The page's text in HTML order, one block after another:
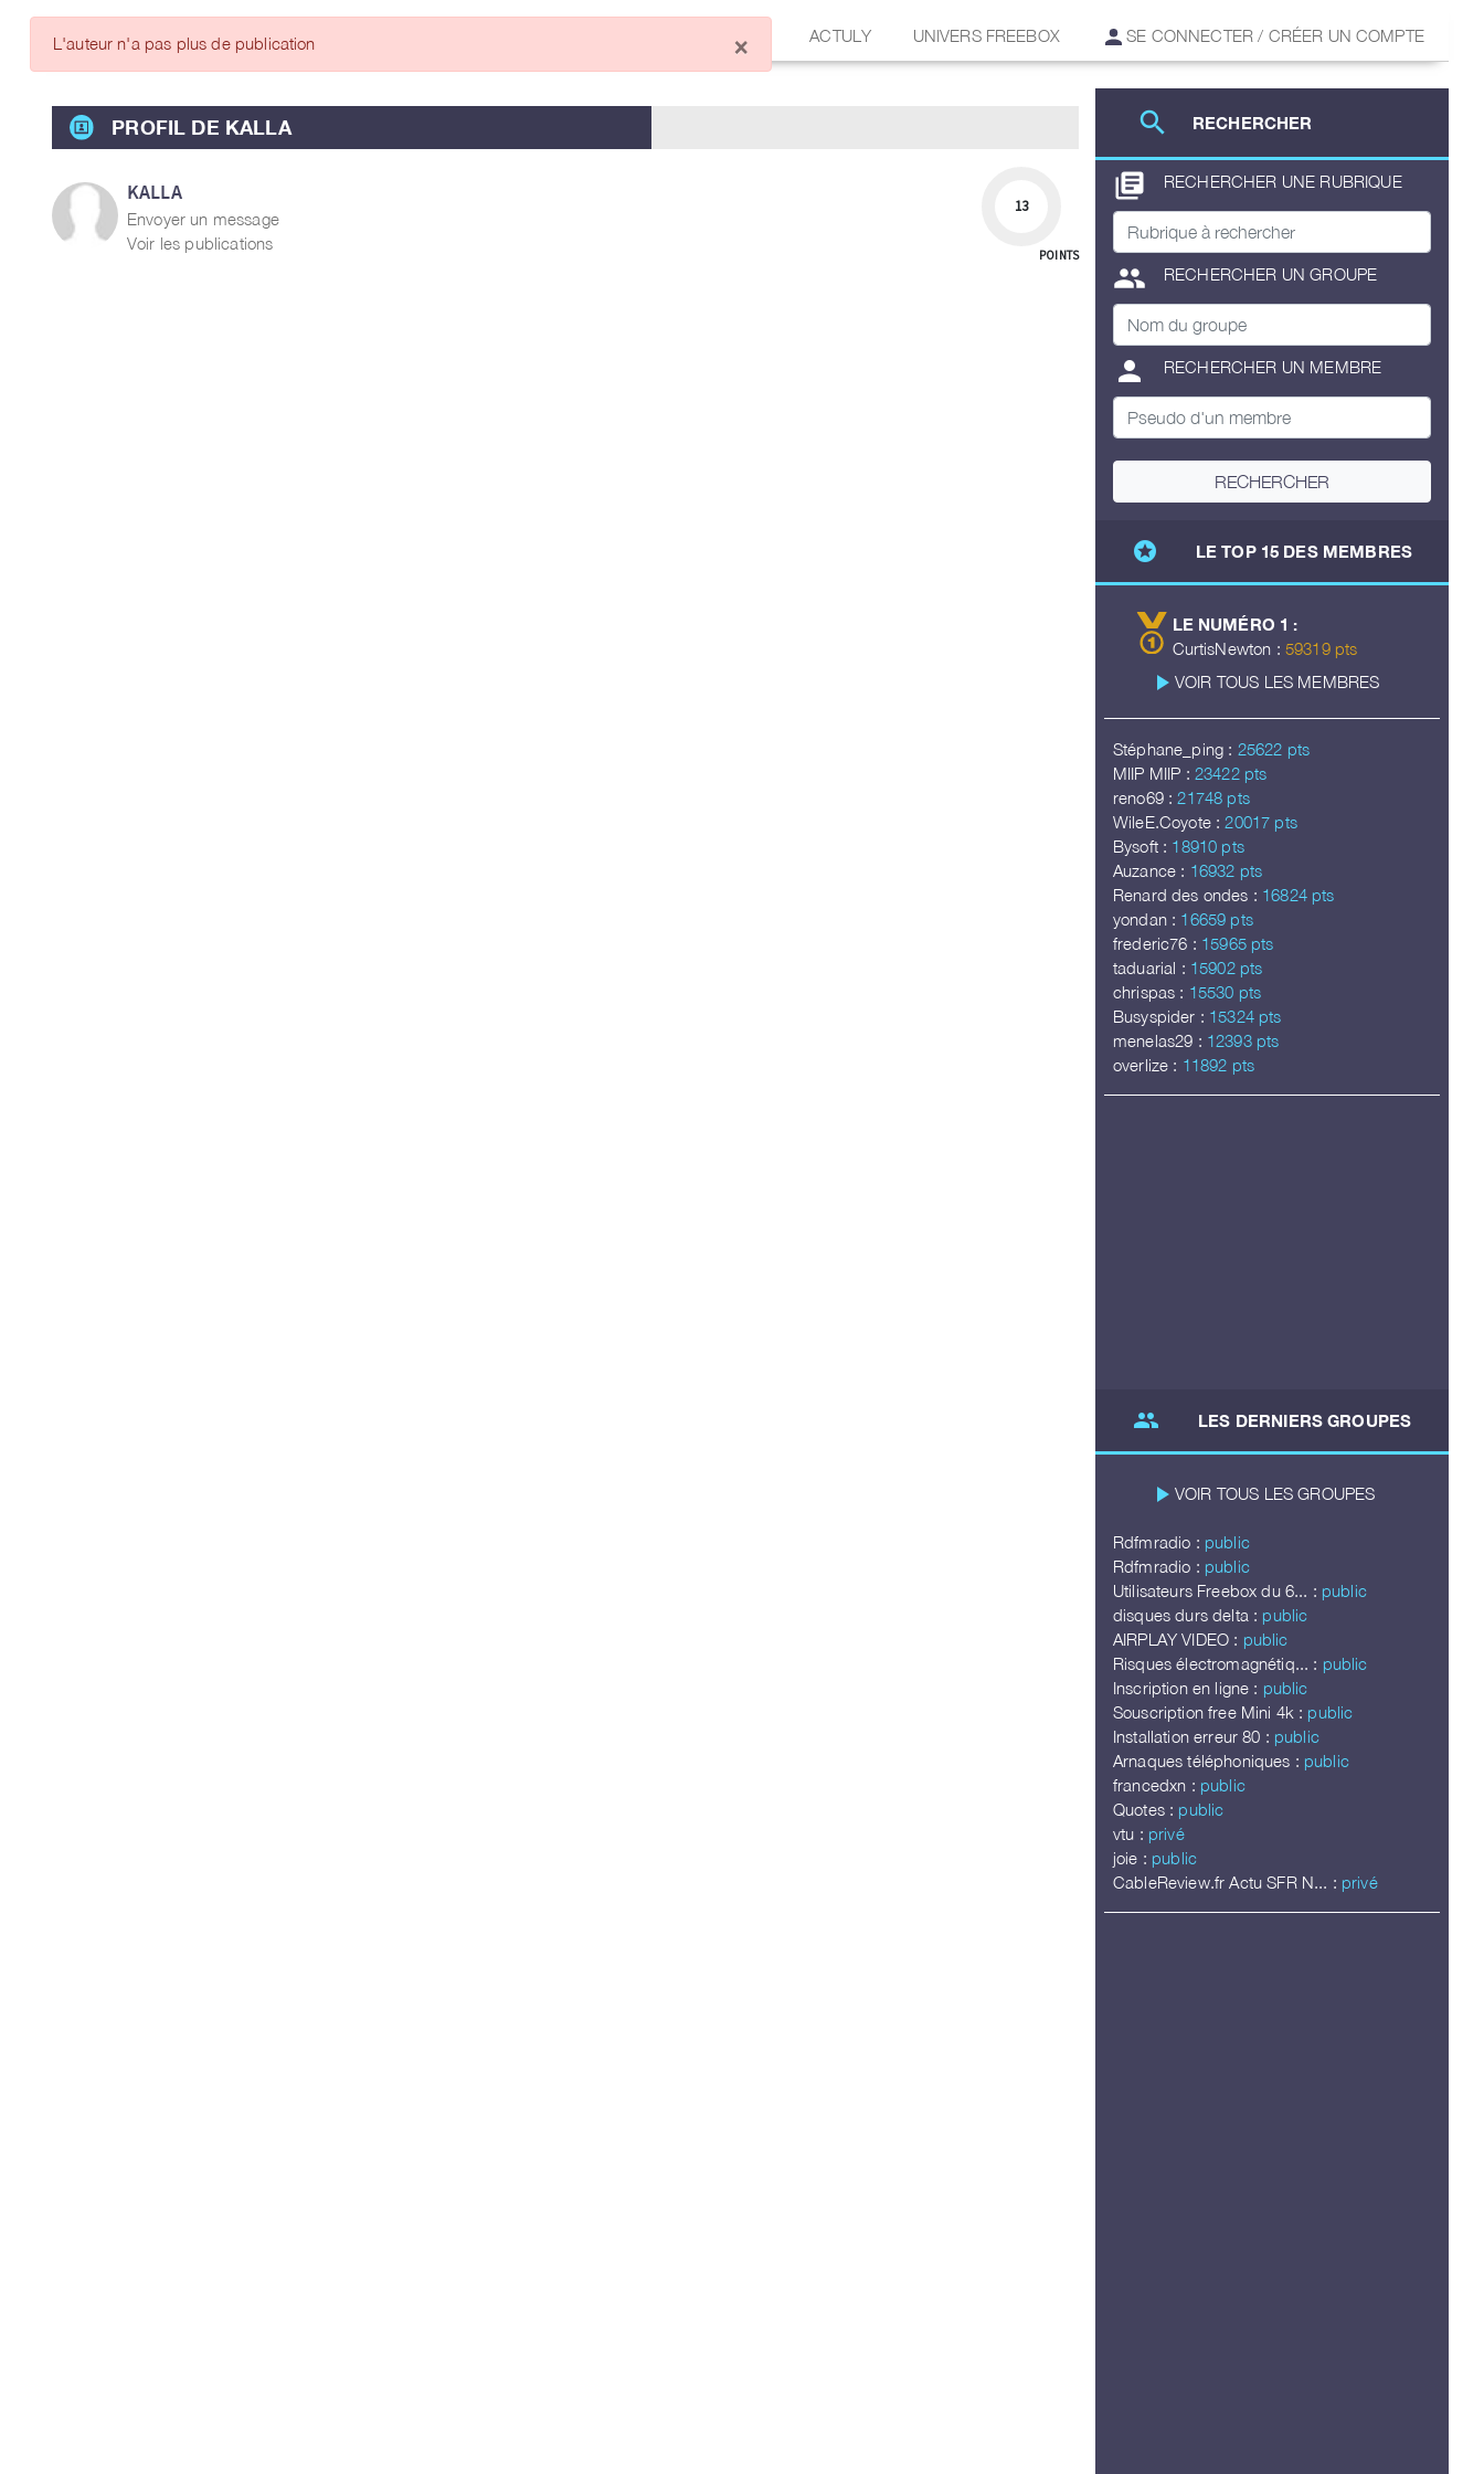
ARTICLES DES MEMBRES ACTULY UNIVERS FREEBOX SE CONNECTER / CRÉER UN COMPTE
search RECHERCHER
library_books RECHERCHER UNE RUBRIQUE
group RECHERCHER UN GROUPE
person RECHERCHER UN MEMBRE
RECHERCHER
stars LE TOP 15 DES MEMBRES
LE NUMÉRO 1 :
CurtisNewton : 59319 pts
play_arrow VOIR TOUS LES MEMBRES
Stéphane_ping : 25622 pts
MIIP MIIP : 23422 pts
reno69 : 21748 pts
WileE.Coyote : 20017 pts
Bysoft : 18910 pts
Auzance : 16932 pts
Renard des ondes : 16824 pts
yondan : 16659 pts
frederic76 : 15965 pts
taduarial : 15902 pts
chrispas : 15530 pts
Busyspider : 15324 pts
menelas29 : 12393 pts
overlize : 11892 pts
group LES DERNIERS GROUPES
play_arrow VOIR TOUS LES GROUPES
Rdfmradio : public
Rdfmradio : public
Utilisateurs Freebox du 6... : public
disques durs delta : public
AIRPLAY VIDEO : public
Risques électromagnétiq... : public
Inscription en ligne : public
Souscription free Mini 4k : public
Installation erreur 80 : public
Arnaques téléphoniques : public
francedxn : public
Quotes : public
vtu : privé
joie : public
CableReview.fr Actu SFR N... : privé
PROFIL DE KALLA
KALLA
Envoyer un message
Voir les publications
13
POINTS
L'auteur n'a pas plus de publication ×